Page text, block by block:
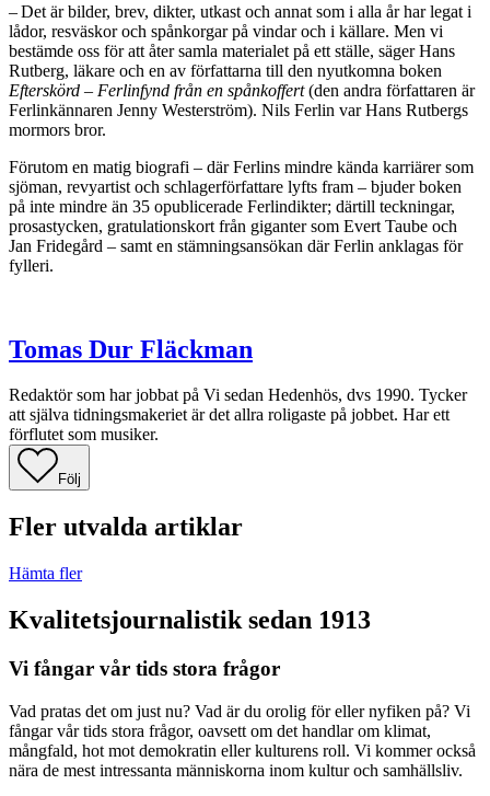
– Det är bilder, brev, dikter, utkast och annat som i alla år har legat i
lådor, resväskor och spånkorgar på vindar och i källare. Men vi
bestämde oss för att åter samla materialet på ett ställe, säger Hans
Rutberg, läkare och en av författarna till den nyutkomna boken
Efterskörd – Ferlinfynd från en spånkoffert(den andra författaren är
Ferlinkännaren Jenny Westerström). Nils Ferlin var Hans Rutbergs
mormors bror.
Förutom en matig biografi – där Ferlins mindre kända karriärer som
sjöman, revyartist och schlagerförfattare lyfts fram – bjuder boken
på inte mindre än 35 opublicerade Ferlindikter; därtill teckningar,
prosastycken, gratulationskort från giganter som Evert Taube och
Jan Fridegård – samt en stämningsansökan där Ferlin anklagas för
fylleri.
Tomas Dur Fläckman
Redaktör som har jobbat på Vi sedan Hedenhös, dvs 1990. Tycker
att själva tidningsmakeriet är det allra roligaste på jobbet. Har ett
förflutet som musiker.
Följ
Fler utvalda artiklar
Hämta fler
Kvalitetsjournalistik sedan 1913
Vi fångar vår tids stora frågor
Vad pratas det om just nu? Vad är du orolig för eller nyfiken på? Vi
fångar vår tids stora frågor, oavsett om det handlar om klimat,
mångfald, hot mot demokratin eller kulturens roll. Vi kommer också
nära de mest intressanta människorna inom kultur och samhällsliv.